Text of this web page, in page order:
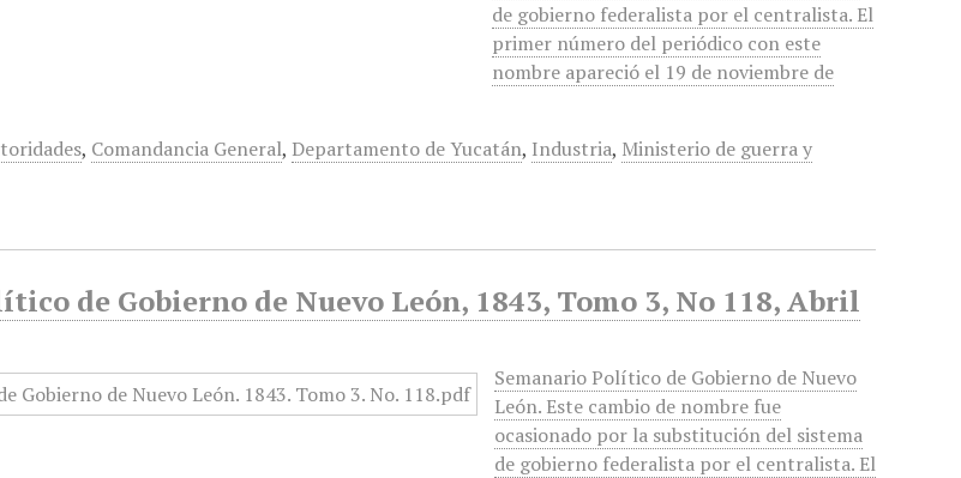
de gobierno federalista por el centralista. El
primer número del periódico con este
nombre apareció el 19 de noviembre de
, Comandancia General, Departamento de Yucatán, Industria, Ministerio de guerra y
de Gobierno de Nuevo León, 1843, Tomo 3, No 118, Abril
Semanario Político de Gobierno de Nuevo
León. Este cambio de nombre fue
ocasionado por la substitución del sistema
de gobierno federalista por el centralista. El